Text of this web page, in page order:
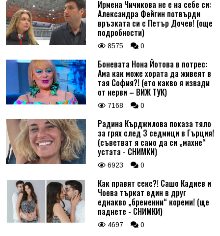
Коментар*
Ирмена Чичикова не е на себе си:
Александра Фейгин потвърди
връзката си с Петър Дочев! (още
подробности)
8575 0
Боневата Нона Йотова в потрес:
Ама как може хората да живеят в
тая София?! (ето какво я извади
от нерви – ВИЖ ТУК)
7168 0
Радина Кърджилова показа тяло
за грях след 3 седмици в Гърция!
(съветват я само да си „махне“
устата - СНИМКИ)
6923 0
Как правят секс?! Сашо Кадиев и
Чоева търкат един в друг
еднакво „бременни“ кореми! (ще
паднете - СНИМКИ)
4697 0